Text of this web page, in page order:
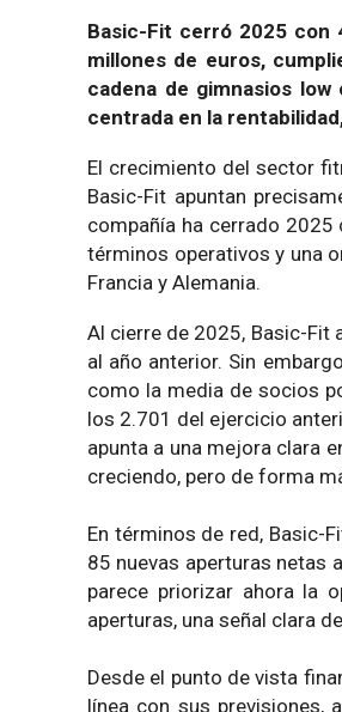
Basic-Fit cerró 2025 con
millones de euros,
cadena de gimnasios
centrada en la
El crecimiento del sector
Basic-Fit apuntan
compañía ha cerrado
términos operativos y una
Francia y Alemania.
Al cierre de 2025, Basic-Fit
al año anterior. Sin
como la media de socios
los 2.701 del ejercicio
apunta a una mejora clara
creciendo, pero de forma
En términos de red, Basic-
85 nuevas aperturas netas
parece priorizar ahora la
aperturas, una señal clara
Desde el punto de vista
línea con sus previsiones,